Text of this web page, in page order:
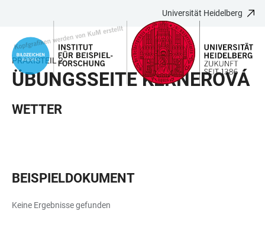
ZUR
BARRIEREFREIHEIT
Universität Heidelberg
PRAXISTEIL 2
ÜBUNGSSEITE KERNEROVÁ
WETTER
BEISPIELDOKUMENT
Keine Ergebnisse gefunden